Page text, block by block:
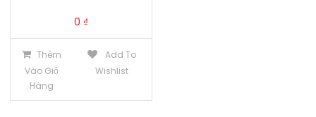
0 ₫
Thêm
Vào Giỏ
Hàng
Add To
Wishlist